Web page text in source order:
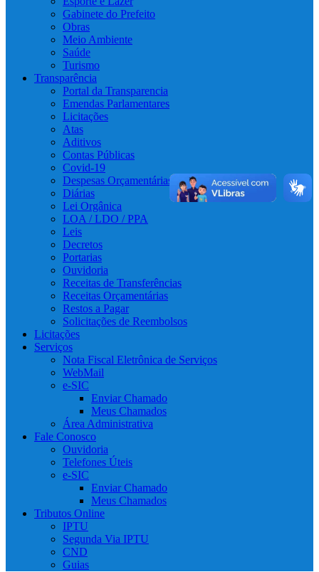
Gabinete do Prefeito
Obras
Meio Ambiente
Saúde
Turismo
Transparência
Portal da Transparencia
Emendas Parlamentares
Licitações
Atas
Aditivos
Contas Públicas
Covid-19
Despesas Orçamentárias
Diárias
Lei Orgânica
LOA / LDO / PPA
Leis
Decretos
Portarias
Ouvidoria
Receitas de Transferências
Receitas Orçamentárias
Restos a Pagar
Solicitações de Reembolsos
Licitações
Serviços
Nota Fiscal Eletrônica de Serviços
WebMail
e-SIC
Enviar Chamado
Meus Chamados
Área Administrativa
Fale Conosco
Ouvidoria
Telefones Úteis
e-SIC
Enviar Chamado
Meus Chamados
Tributos Online
IPTU
Segunda Via IPTU
CND
Guias